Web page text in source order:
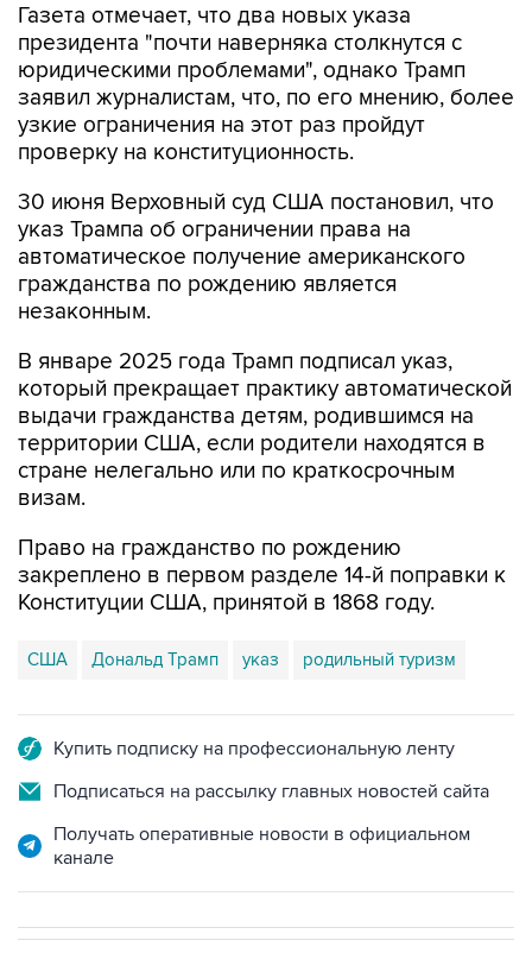
Газета отмечает, что два новых указа
президента "почти наверняка столкнутся с
юридическими проблемами", однако Трамп
заявил журналистам, что, по его мнению, более
узкие ограничения на этот раз пройдут
проверку на конституционность.
30 июня Верховный суд США постановил, что
указ Трампа об ограничении права на
автоматическое получение американского
гражданства по рождению является
незаконным.
В январе 2025 года Трамп подписал указ,
который прекращает практику автоматической
выдачи гражданства детям, родившимся на
территории США, если родители находятся в
стране нелегально или по краткосрочным
визам.
Право на гражданство по рождению
закреплено в первом разделе 14-й поправки к
Конституции США, принятой в 1868 году.
США Дональд Трамп указ родильный туризм
Купить подписку на профессиональную ленту
Подписаться на рассылку главных новостей сайта
Получать оперативные новости в официальном
канале